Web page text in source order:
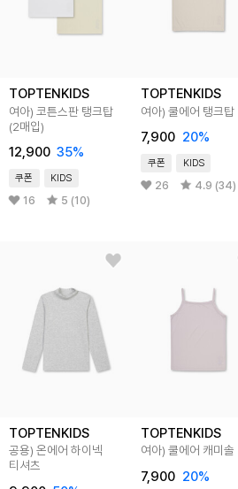
TOPTENKIDS
여아) 코튼스판 탱크탑
(2매입)
12,900 35%
쿠폰 KIDS
16 5 (10)
TOPTENKIDS
여아) 쿨에어 탱크탑
7,900 20%
쿠폰 KIDS
26 4.9 (34)
TOPTENKIDS
공용) 온에어 하이넥
티셔츠
TOPTENKIDS
여아) 쿨에어 캐미솔
7,900 20%